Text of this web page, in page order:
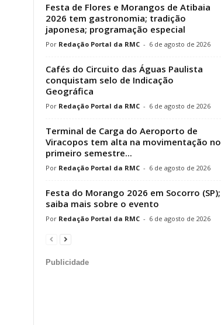
Festa de Flores e Morangos de Atibaia
2026 tem gastronomia; tradição
japonesa; programação especial
Redação Portal da RMC - 6 de agosto de 2026
Cafés do Circuito das Águas Paulista
conquistam selo de Indicação
Geográfica
Redação Portal da RMC - 6 de agosto de 2026
Terminal de Carga do Aeroporto de
Viracopos tem alta na movimentação no
primeiro semestre...
Redação Portal da RMC - 6 de agosto de 2026
Festa do Morango 2026 em Socorro (SP);
saiba mais sobre o evento
Redação Portal da RMC - 6 de agosto de 2026
Publicidade